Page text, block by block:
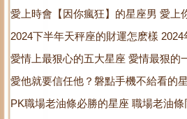
愛上時會【因你瘋狂】的星座男 愛上
2024下半年天秤座的財運怎麽樣
愛情上最狠心的五大星座 愛情最狠的
愛他就要信任他？磐點手機不給看的
她
PK職場老油條必勝的星座 職場老油條